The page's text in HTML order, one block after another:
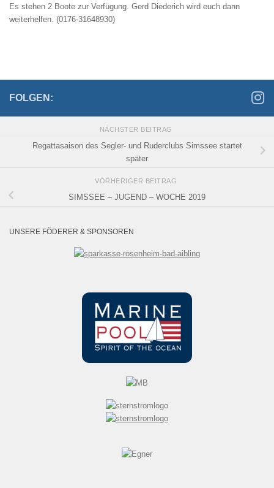
Es stehen 2 Boote zur Verfügung. Gerd Diederich wird euch dann
weiterhelfen. (0176-31648930)
FOLGEN:
NÄCHSTER BEITRAG
Regattasaison des Segler- und Ruderclubs Simssee startet
später
VORHERIGER BEITRAG
SIMSSEE – JUGEND – WOCHE 2019
UNSERE FÖDERER & SPONSOREN